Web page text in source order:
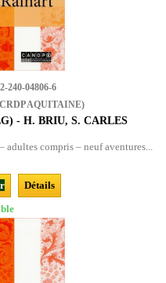
240-04806-6
AQUITAINE)
- H. BRIU, S. CARLES
adultes compris – neuf aventures...
Détails